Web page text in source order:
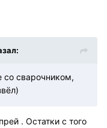
со сварочником,
. Остатки с того